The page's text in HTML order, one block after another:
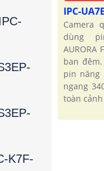
K7F-
IPC-
Camera
dùng
AURORA
ban
pin năng
ngang
toàn cảnh